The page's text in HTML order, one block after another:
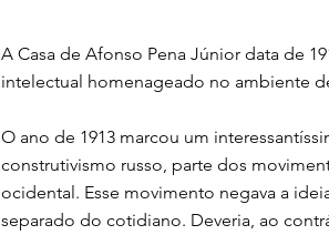
A Casa de Afonso Pena Júnior data de
intelectual homenageado no ambiente
O ano de 1913 marcou um
construtivismo russo, parte dos
ocidental. Esse movimento negava a
separado do cotidiano. Deveria, ao